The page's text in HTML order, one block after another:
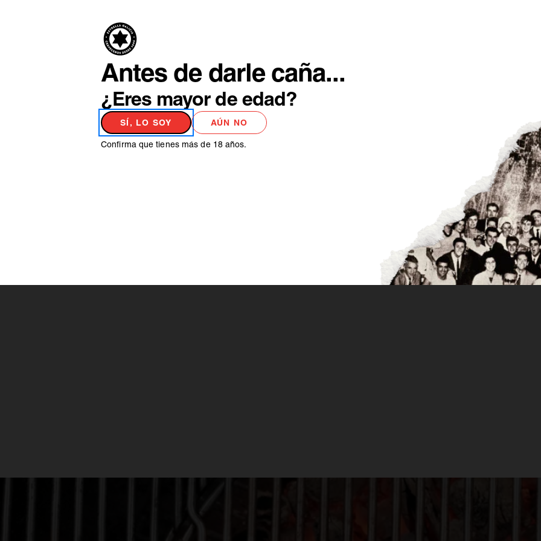
Antes de darle caña...
¿Eres mayor de edad?
SÍ, LO SOY AÚN NO
Confirma que tienes más de 18 años.
MARIDAJE DE CERVEZA CON
CARNES A LA BRASA
Por lo general, cuando queremos ver la mejor forma de enfocar un maridaje, nos fijamos en el tipo